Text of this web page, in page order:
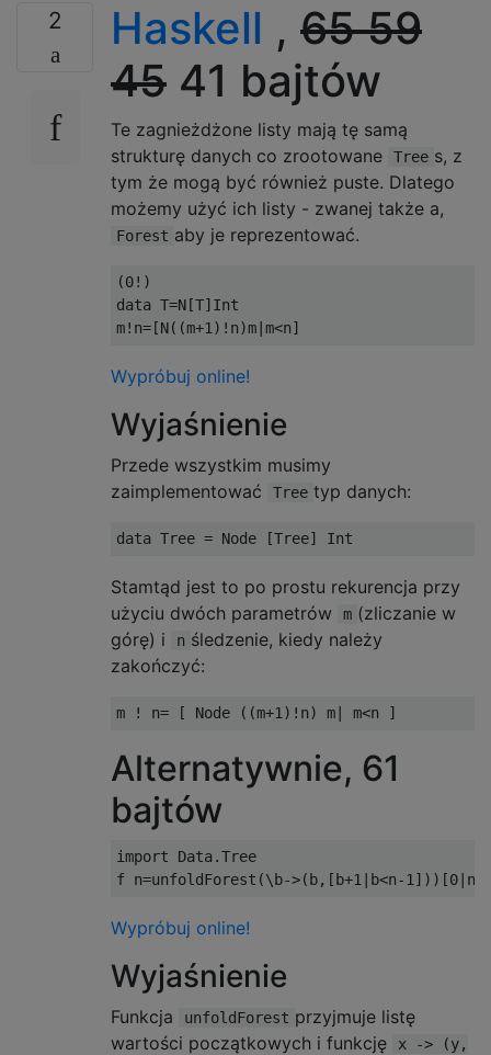
2 Haskell , 65 59
45 41 bajtów
Te zagnieżdżone listy mają tę samą
strukturę danych co zrootowane
Tree s, z
tym że mogą być również puste. Dlatego
możemy użyć ich listy - zwanej także a,
Forest aby je reprezentować.
(0!)
data T=N [T] Int
m! n=[N((m+1 )! n)m m<n]
Wypróbuj online!
Wyjaśnienie
Przede wszystkim musimy
zaimplementować
Tree typ danych:
data Tree = Node [Tree] Int
Stamtąd jest to po prostu rekurencja przy
użyciu dwóch parametrów
m (zliczanie w
górę) i
n śledzenie, kiedy należy
zakończyć:
m ! n= [ Node ((m+1 )! n) m m<n ]
Alternatywnie, 61
bajtów
import Data.Tree
f n=unfoldForest (\ b->( b,[ b+1 b<n-1 ]))[0 n
Wypróbuj online!
Wyjaśnienie
Funkcja unfoldForest przyjmuje listę
wartości początkowych i funkcję
x -> (y,